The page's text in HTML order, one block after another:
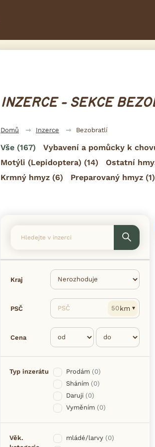
INZERCE - SEKCE
Domů Inzerce Bezobratlí
Vše (167) Vybavení a pomůcky k
Motýli (Lepidoptera) (14) Ostatní
Krmný hmyz (6) Preparovaný hmyz (1)
Kraj
PSČ PSČ km
Cena
Typ inzerátu Prodám (0)
Sháním (0)
Daruji (0)
Vyměním (0)
Věk.
mládé/larvy (0)